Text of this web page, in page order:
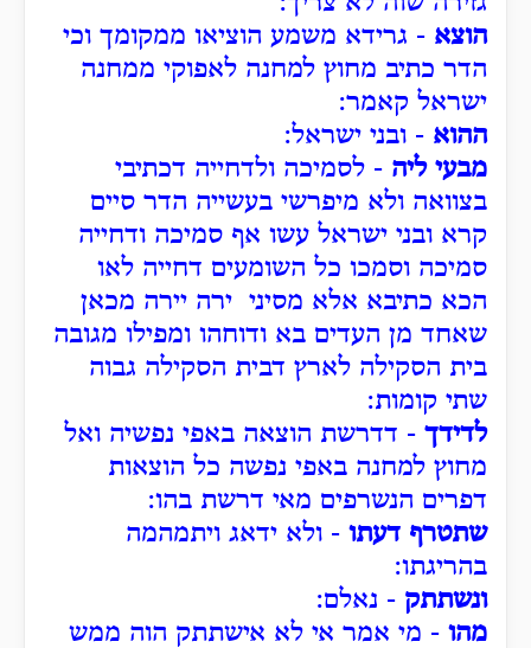
הוצא - גרידא משמע הוציאו ממקומך וכי
הדר כתיב מחוץ למחנה לאפוקי ממחנה
ישראל קאמר:
ההוא - ובני ישראל:
מבעי ליה - לסמיכה ולדחייה דכתיבי
בצוואה ולא מיפרשי בעשייה הדר סיים
קרא ובני ישראל עשו אף סמיכה ודחייה
סמיכה וסמכו כל השומעים דחייה לאו
הכא כתיבא אלא מסיני ירה יירה מכאן
שאחד מן העדים בא ודוחהו ומפילו מגובה
בית הסקילה לארץ דבית הסקילה גבוה
שתי קומות:
לדידך - דדרשת הוצאה באפי נפשיה ואל
מחוץ למחנה באפי נפשה כל הוצאות
דפרים הנשרפים מאי דרשת בהו:
שתטרף דעתו - ולא ידאג ויתמהמה
בהריגתו:
ונשתתק - נאלם:
מהו - מי אמר אי לא אישתתק הוה ממש